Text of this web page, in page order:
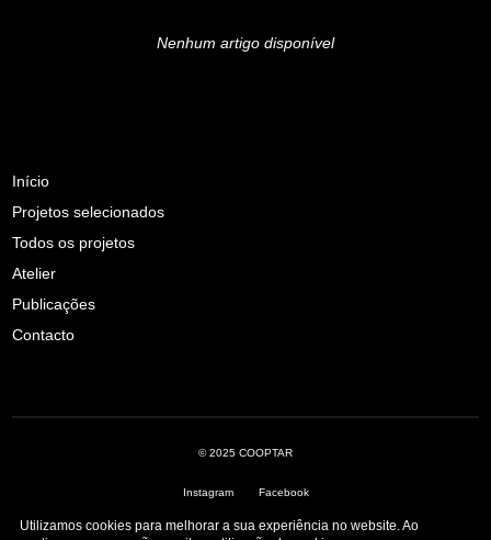
Nenhum artigo disponível
Início
Projetos selecionados
Todos os projetos
Atelier
Publicações
Contacto
© 2025 COOPTAR
Instagram Facebook
Livro de Reclamações· Política de Privacidade
Utilizamos cookies para melhorar a sua experiência no website. Ao